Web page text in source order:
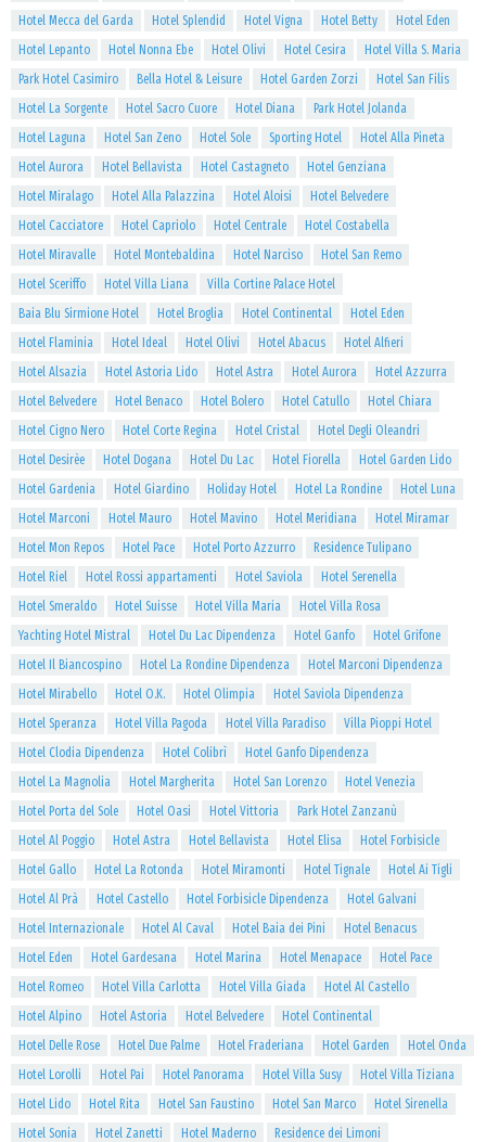
Hotel Mecca del Garda Hotel Splendid Hotel Vigna Hotel Betty
Hotel Eden
Hotel Lepanto
Hotel Nonna Ebe Hotel Olivi Hotel Cesira
Hotel Villa S. Maria
Park Hotel Casimiro
Bella Hotel & Leisure Hotel Garden Zorzi
Hotel San Filis
Hotel La Sorgente
Hotel Sacro Cuore Hotel Diana
Park Hotel Jolanda
Hotel Laguna
Hotel San Zeno Hotel Sole Sporting Hotel
Hotel Alla Pineta
Hotel Aurora
Hotel Bellavista Hotel Castagneto
Hotel Genziana
Hotel Miralago
Hotel Alla Palazzina Hotel Aloisi
Hotel Belvedere
Hotel Cacciatore
Hotel Capriolo Hotel Centrale
Hotel Costabella
Hotel Miravalle
Hotel Montebaldina Hotel Narciso
Hotel San Remo
Hotel Sceriffo
Hotel Villa Liana
Villa Cortine Palace Hotel
Baia Blu Sirmione Hotel
Hotel Broglia Hotel Continental
Hotel Eden
Hotel Flaminia
Hotel Ideal Hotel Olivi Hotel Abacus
Hotel Alfieri
Hotel Alsazia
Hotel Astoria Lido Hotel Astra Hotel Aurora
Hotel Azzurra
Hotel Belvedere
Hotel Benaco Hotel Bolero Hotel Catullo
Hotel Chiara
Hotel Cigno Nero
Hotel Corte Regina Hotel Cristal
Hotel Degli Oleandri
Hotel Desirèe
Hotel Dogana Hotel Du Lac Hotel Fiorella
Hotel Garden Lido
Hotel Gardenia
Hotel Giardino Holiday Hotel Hotel La Rondine
Hotel Luna
Hotel Marconi
Hotel Mauro Hotel Mavino Hotel Meridiana
Hotel Miramar
Hotel Mon Repos
Hotel Pace Hotel Porto Azzurro
Residence Tulipano
Hotel Riel
Hotel Rossi appartamenti Hotel Saviola
Hotel Serenella
Hotel Smeraldo
Hotel Suisse Hotel Villa Maria
Hotel Villa Rosa
Yachting Hotel Mistral
Hotel Du Lac Dipendenza Hotel Ganfo
Hotel Grifone
Hotel Il Biancospino
Hotel La Rondine Dipendenza
Hotel Marconi Dipendenza
Hotel Mirabello
Hotel O.K. Hotel Olimpia
Hotel Saviola Dipendenza
Hotel Speranza
Hotel Villa Pagoda Hotel Villa Paradiso
Villa Pioppi Hotel
Hotel Clodia Dipendenza
Hotel Colibrì
Hotel Ganfo Dipendenza
Hotel La Magnolia
Hotel Margherita Hotel San Lorenzo
Hotel Venezia
Hotel Porta del Sole
Hotel Oasi Hotel Vittoria
Park Hotel Zanzanù
Hotel Al Poggio
Hotel Astra Hotel Bellavista Hotel Elisa
Hotel Forbisicle
Hotel Gallo
Hotel La Rotonda Hotel Miramonti Hotel Tignale
Hotel Ai Tigli
Hotel Al Prà
Hotel Castello Hotel Forbisicle Dipendenza
Hotel Galvani
Hotel Internazionale
Hotel Al Caval Hotel Baia dei Pini
Hotel Benacus
Hotel Eden
Hotel Gardesana Hotel Marina Hotel Menapace
Hotel Pace
Hotel Romeo
Hotel Villa Carlotta Hotel Villa Giada
Hotel Al Castello
Hotel Alpino
Hotel Astoria Hotel Belvedere
Hotel Continental
Hotel Delle Rose
Hotel Due Palme Hotel Fraderiana Hotel Garden
Hotel Onda
Hotel Lorolli
Hotel Pai Hotel Panorama Hotel Villa Susy
Hotel Villa Tiziana
Hotel Lido
Hotel Rita Hotel San Faustino Hotel San Marco
Hotel Sirenella
Hotel Sonia
Hotel Zanetti Hotel Maderno
Residence dei Limoni